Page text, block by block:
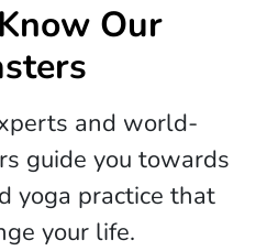
Our
and world-
guide you towards
yoga practice that
your life.